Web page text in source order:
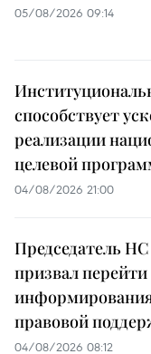
05/08/2026 09:14
способствует
реализации
целевой
04/08/2026 21:00
Председатель
призвал перейти
правовой
04/08/2026 08:12